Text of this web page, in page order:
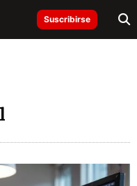
Suscribirse